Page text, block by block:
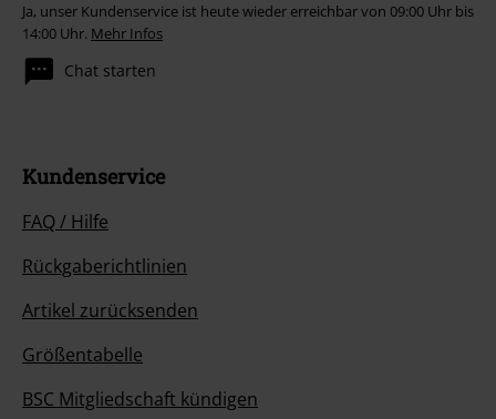
Ja, unser Kundenservice ist heute wieder erreichbar von 09:00 Uhr bis
14:00 Uhr. Mehr Infos
Chat starten
Kundenservice
FAQ / Hilfe
Rückgaberichtlinien
Artikel zurücksenden
Größentabelle
BSC Mitgliedschaft kündigen